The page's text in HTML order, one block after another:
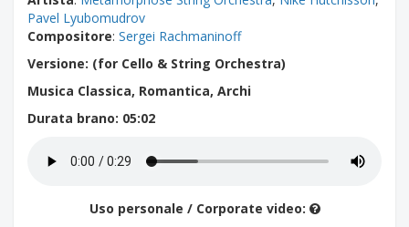
Pavel Lyubomudrov
Compositore: Sergei Rachmaninoff
Versione: (for Cello & String Orchestra)
Musica Classica, Romantica, Archi
Durata brano: 05:02
Uso personale / Corporate video: